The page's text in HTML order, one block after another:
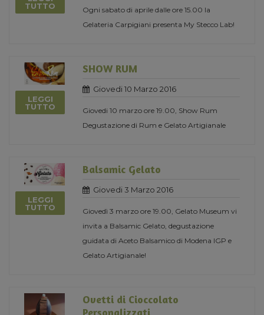
TUTTO
Ogni sabato di aprile dalle ore 15.00 la
Gelateria Carpigiani presenta My Stecco Lab!
LEGGI
TUTTO
SHOW RUM
Giovedi 10 Marzo 2016
Giovedi 10 marzo ore 19.00, Show Rum
Degustazione di Rum e Gelato Artigianale
LEGGI
TUTTO
Balsamic Gelato
Giovedi 3 Marzo 2016
Giovedì 3 marzo ore 19.00, Gelato Museum vi
invita a Balsamic Gelato, degustazione
guidata di Aceto Balsamico di Modena IGP e
Gelato Artigianale!
Ovetti di Cioccolato
Personalizzati